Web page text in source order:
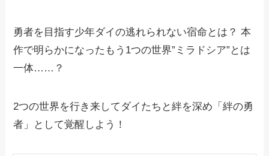
勇者を目指す少年ダイの逃れられない宿命とは？ 本
作で明らかになったもう1つの世界”ミラドシア”とは
一体……？
2つの世界を行き来してダイたちと絆を深め「絆の勇
者」として覚醒しよう！